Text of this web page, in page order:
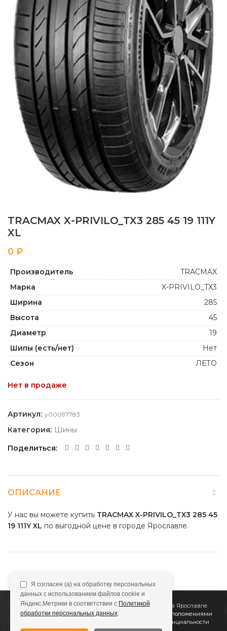
TRACMAX X-PRIVILO_TX3 285 45 19 111Y
XL
₽
Производитель
TRACMAX
Марка
X-PRIVILO_TX3
Ширина
285
Высота
45
Диаметр
19
Шипы (есть/нет)
Нет
Сезон
ЛЕТО
Нет в продаже
Артикул: y00097783
Категория: Шины
Поделиться
ОПИСАНИЕ
У нас вы можете купить TRACMAX X-PRIVILO_TX3 285 45
19 111Y XL по выгодной цене в городе Ярославле.
2011Все Колёса Интернет-магазин шин и дисков в Ярославле
Сайт не является публичной офертой, определяемой положениями
Политике конфиденциальности
Я согласен (а) на обработку персональных
данных с использованием файлов cookie и
Яндекс.Метрики в соответствии с Политикой
обработки персональных данных.